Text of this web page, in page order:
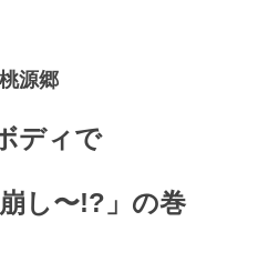
源郷
ディで
し〜!?」の巻